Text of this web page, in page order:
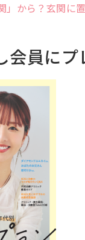
」から？玄関に
会員に